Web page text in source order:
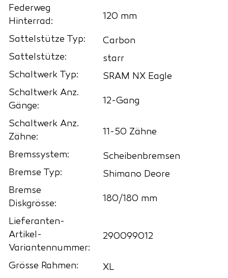
Federweg
Hinterrad:
120 mm
Sattelstütze Typ:
Carbon
Sattelstütze:
starr
Schaltwerk Typ:
SRAM NX Eagle
Schaltwerk Anz.
Gänge:
12-Gang
Schaltwerk Anz.
Zähne:
11-50 Zähne
Bremssystem:
Scheibenbremsen
Bremse Typ:
Shimano Deore
Bremse
Diskgrösse:
180/180 mm
Lieferanten-
Artikel-
Variantennummer:
290099012
Grösse Rahmen:
XL